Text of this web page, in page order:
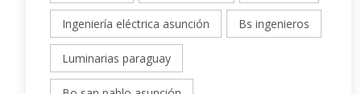
Ingeniería eléctrica asunción Bs ingenieros
Luminarias paraguay